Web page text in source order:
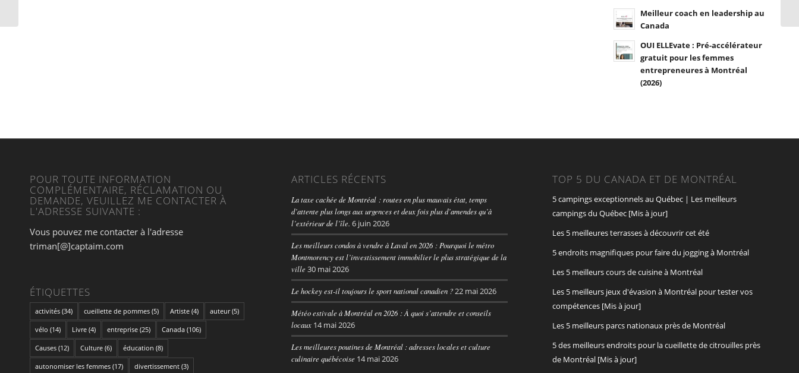
Meilleur coach en leadership au
Canada
OUI ELLEvate : Pré-accélérateur
gratuit pour les femmes
entrepreneures à Montréal
(2026)
POUR TOUTE INFORMATION
COMPLÉMENTAIRE, RÉCLAMATION OU
DEMANDE, VEUILLEZ ME CONTACTER À
L'ADRESSE SUIVANTE :
Vous pouvez me contacter à l'adresse
triman[@]captaim.com
ÉTIQUETTES
activités (34) cueillette de pommes (5) Artiste (4) auteur(5)
vélo (14) Livre (4) entreprise (25) Canada (106)
Causes (12) Culture (6) éducation (8)
autonomiser les femmes (17) divertissement (3)
ARTICLES RÉCENTS
La taxe cachée de Montréal : routes en plus mauvais état, temps
d’attente plus longs aux urgences et deux fois plus d’amendes qu’à
l’extérieur de l’île. 6 juin 2026
Les meilleurs condos à vendre à Laval en 2026 : Pourquoi le métro
Montmorency est l’investissement immobilier le plus stratégique de la
ville 30 mai 2026
Le hockey est-il toujours le sport national canadien ? 22 mai 2026
Météo estivale à Montréal en 2026 : À quoi s’attendre et conseils
locaux 14 mai 2026
Les meilleures poutines de Montréal : adresses locales et culture
culinaire québécoise 14 mai 2026
TOP 5 DU CANADA ET DE MONTRÉAL
5 campings exceptionnels au Québec | Les meilleurs
campings du Québec [Mis à jour]
Les 5 meilleures terrasses à découvrir cet été
5 endroits magnifiques pour faire du jogging à Montréal
Les 5 meilleurs cours de cuisine à Montréal
Les 5 meilleurs jeux d'évasion à Montréal pour tester vos
compétences [Mis à jour]
Les 5 meilleurs parcs nationaux près de Montréal
5 des meilleurs endroits pour la cueillette de citrouilles près
de Montréal [Mis à jour]